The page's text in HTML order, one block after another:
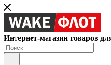
Интернет-магазин товаров